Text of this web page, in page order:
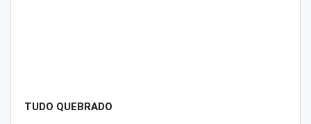
TUDO QUEBRADO